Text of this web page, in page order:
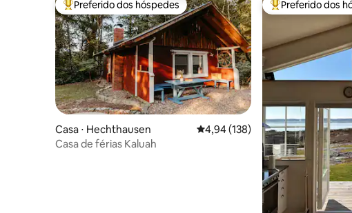
Entre os melhores preferidos dos hóspedes
Preferido dos hóspedes
Casa ⋅ Hechthausen 4,94 de uma avaliação média de
4,94 (138)
Casa de férias Kaluah
Entre os
Preferido dos